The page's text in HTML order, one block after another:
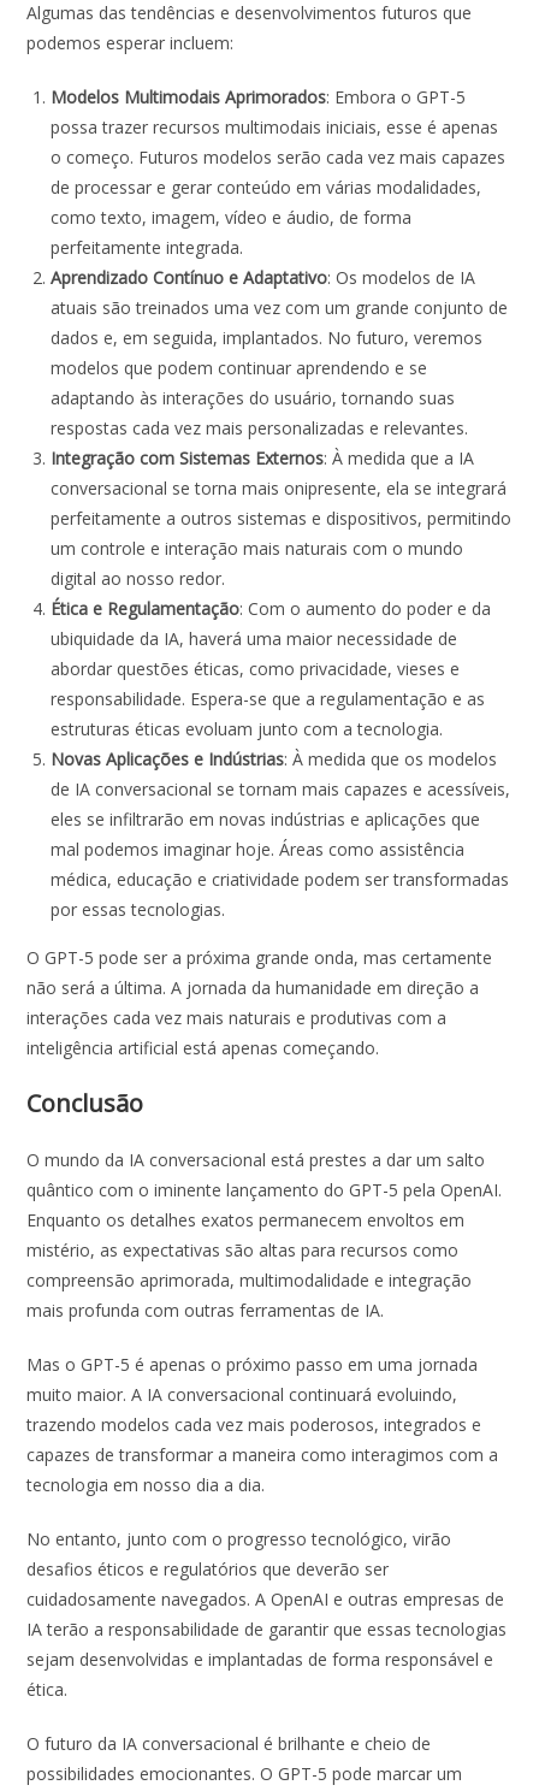
Algumas das tendências e desenvolvimentos futuros que
podemos esperar incluem:
Modelos Multimodais Aprimorados: Embora o GPT-5
possa trazer recursos multimodais iniciais, esse é apenas
o começo. Futuros modelos serão cada vez mais capazes
de processar e gerar conteúdo em várias modalidades,
como texto, imagem, vídeo e áudio, de forma
perfeitamente integrada.
Aprendizado Contínuo e Adaptativo: Os modelos de IA
atuais são treinados uma vez com um grande conjunto de
dados e, em seguida, implantados. No futuro, veremos
modelos que podem continuar aprendendo e se
adaptando às interações do usuário, tornando suas
respostas cada vez mais personalizadas e relevantes.
Integração com Sistemas Externos: À medida que a IA
conversacional se torna mais onipresente, ela se integrará
perfeitamente a outros sistemas e dispositivos, permitindo
um controle e interação mais naturais com o mundo
digital ao nosso redor.
Ética e Regulamentação: Com o aumento do poder e da
ubiquidade da IA, haverá uma maior necessidade de
abordar questões éticas, como privacidade, vieses e
responsabilidade. Espera-se que a regulamentação e as
estruturas éticas evoluam junto com a tecnologia.
Novas Aplicações e Indústrias: À medida que os modelos
de IA conversacional se tornam mais capazes e acessíveis,
eles se infiltrarão em novas indústrias e aplicações que
mal podemos imaginar hoje. Áreas como assistência
médica, educação e criatividade podem ser transformadas
por essas tecnologias.
O GPT-5 pode ser a próxima grande onda, mas certamente
não será a última. A jornada da humanidade em direção a
interações cada vez mais naturais e produtivas com a
inteligência artificial está apenas começando.
Conclusão
O mundo da IA conversacional está prestes a dar um salto
quântico com o iminente lançamento do GPT-5 pela OpenAI.
Enquanto os detalhes exatos permanecem envoltos em
mistério, as expectativas são altas para recursos como
compreensão aprimorada, multimodalidade e integração
mais profunda com outras ferramentas de IA.
Mas o GPT-5 é apenas o próximo passo em uma jornada
muito maior. A IA conversacional continuará evoluindo,
trazendo modelos cada vez mais poderosos, integrados e
capazes de transformar a maneira como interagimos com a
tecnologia em nosso dia a dia.
No entanto, junto com o progresso tecnológico, virão
desafios éticos e regulatórios que deverão ser
cuidadosamente navegados. A OpenAI e outras empresas de
IA terão a responsabilidade de garantir que essas tecnologias
sejam desenvolvidas e implantadas de forma responsável e
ética.
O futuro da IA conversacional é brilhante e cheio de
possibilidades emocionantes. O GPT-5 pode marcar um